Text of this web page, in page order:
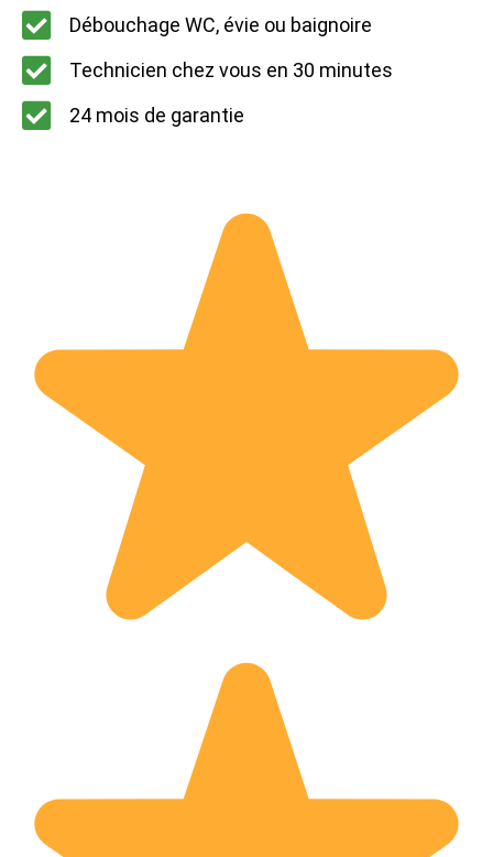
Débouchage WC, évie ou baignoire
Technicien chez vous en 30 minutes
24 mois de garantie